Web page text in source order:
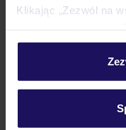
Klikając „Zezwól na
personalizować swój
Szczegółowe
Ważne